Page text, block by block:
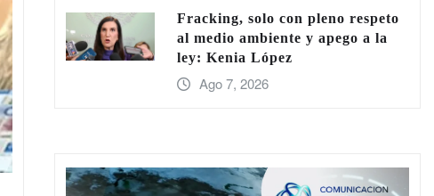
Fracking, solo con pleno respeto
al medio ambiente y apego a la
ley: Kenia López
Ago 7, 2026